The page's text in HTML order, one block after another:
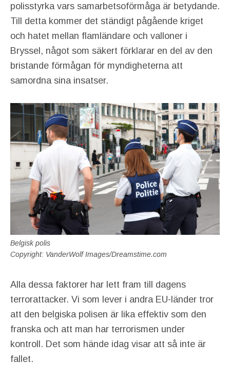
polisstyrka vars samarbetsoförmåga är betydande.
Till detta kommer det ständigt pågående kriget
och hatet mellan flamländare och valloner i
Bryssel, något som säkert förklarar en del av den
bristande förmågan för myndigheterna att
samordna sina insatser.
Belgisk polis
Copyright: VanderWolf Images/Dreamstime.com
Alla dessa faktorer har lett fram till dagens
terrorattacker. Vi som lever i andra EU-länder tror
att den belgiska polisen är lika effektiv som den
franska och att man har terrorismen under
kontroll. Det som hände idag visar att så inte är
fallet.